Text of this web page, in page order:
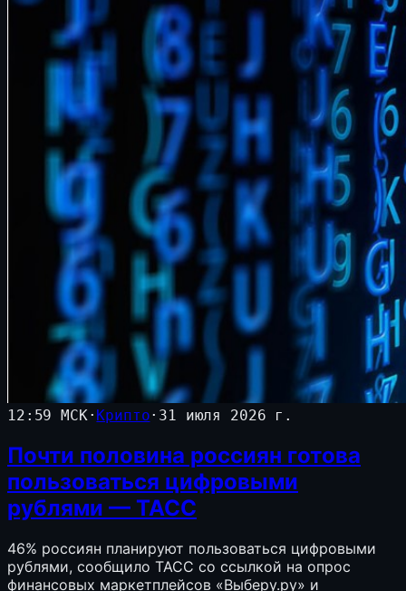
12:59 МСК· Крипто· 31 июля 2026 г.
Почти половина россиян готова
пользоваться цифровыми
рублями — ТАСС
46% россиян планируют пользоваться цифровыми
рублями, сообщило ТАСС со ссылкой на опрос
финансовых маркетплейсов «Выберу.ру» и